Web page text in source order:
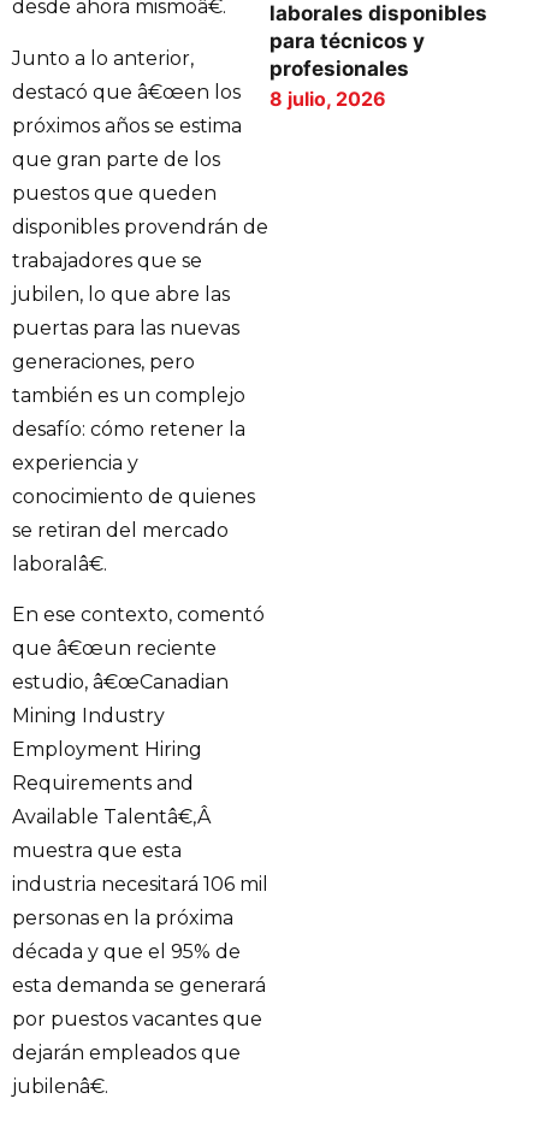
desde ahora mismoâ€.
Junto a lo anterior,
destacó que â€œen los
próximos años se estima
que gran parte de los
puestos que queden
disponibles provendrán de
trabajadores que se
jubilen, lo que abre las
puertas para las nuevas
generaciones, pero
también es un complejo
desafío: cómo retener la
experiencia y
conocimiento de quienes
se retiran del mercado
laboralâ€.
En ese contexto, comentó
que â€œun reciente
estudio, â€œCanadian
Mining Industry
Employment Hiring
Requirements and
Available Talentâ€,Â
muestra que esta
industria necesitará 106 mil
personas en la próxima
década y que el 95% de
esta demanda se generará
por puestos vacantes que
dejarán empleados que
jubilenâ€.
laborales disponibles
para técnicos y
profesionales
8 julio, 2026